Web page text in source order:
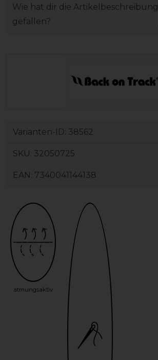
Wie hat dir die Artikelbeschreibung
gefallen?
Varianten-ID: 38562
SKU: 32050725
EAN: 7340041144138
atmungsaktiv